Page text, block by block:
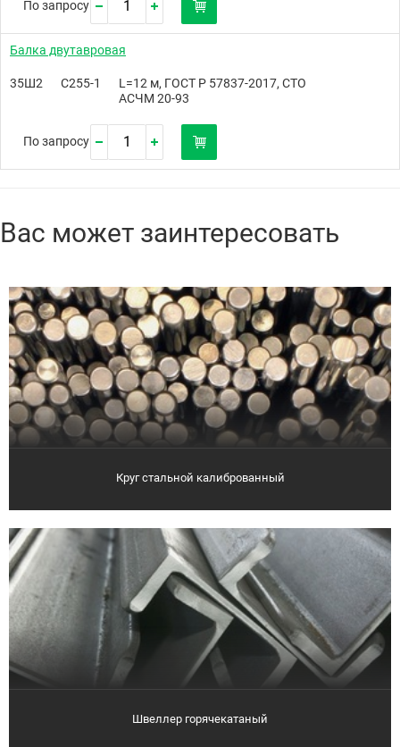
По запросу
Балка двутавровая
35Ш2 С255-1
L=12 м, ГОСТ Р 57837-2017, СТО
АСЧМ 20-93
По запросу
Вас может заинтересовать
Круг стальной калиброванный
Швеллер горячекатаный